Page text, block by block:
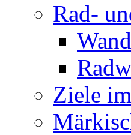
Rad-
Ziele